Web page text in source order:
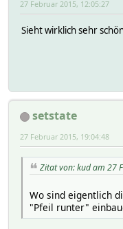
event-on-update-
group
icon hm-cc-
tempListTmpl /opt/
27 Februar 2015, 12:05:27
Sieht wirklich sehr
setstate
27 Februar 2015, 19:04:48
Zitat von: kud am 27
Wo sind eigentlich
"Pfeil runter"